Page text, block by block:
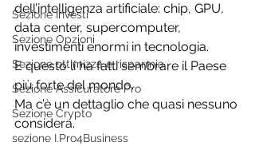
Sezione Investi
Sezione Opzioni
Sezione ottimizza e risparmia
Sezione Assicuratore Pro
Sezione Crypto
sezione I.Pro4Business
dell’intelligenza artificiale: chip, GPU,
data center, supercomputer,
investimenti enormi in tecnologia.
E questo li ha fatti sembrare il Paese
più forte del mondo.
Ma c’è un dettaglio che quasi nessuno
considera.